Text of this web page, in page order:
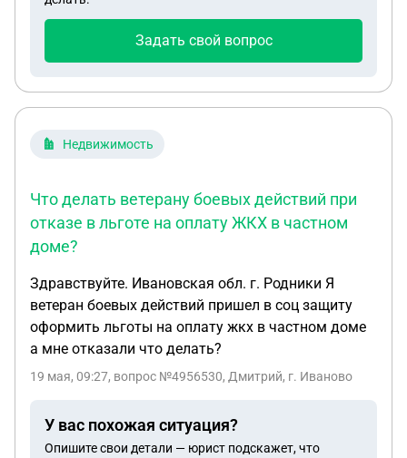
Задать свой вопрос
Недвижимость
Что делать ветерану боевых действий при
отказе в льготе на оплату ЖКХ в частном
доме?
Здравствуйте. Ивановская обл. г. Родники Я
ветеран боевых действий пришел в соц защиту
оформить льготы на оплату жкх в частном доме
а мне отказали что делать?
19 мая, 09:27, вопрос №4956530, Дмитрий, г. Иваново
У вас похожая ситуация?
Опишите свои детали — юрист подскажет, что